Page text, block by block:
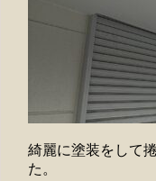
綺麗に塗装をして
た。